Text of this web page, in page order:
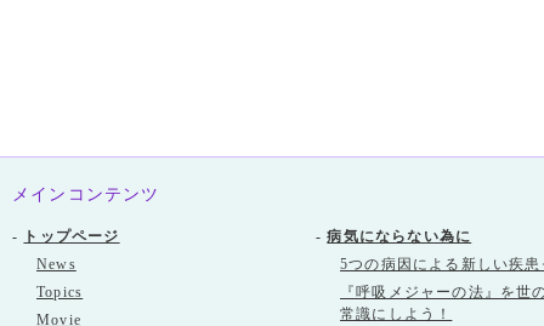
メインコンテンツ
-
トップページ
News
Topics
Movie
-病気にならない為に
5つの病因による新しい疾
『呼吸メジャーの法』を世
常識にしよう！